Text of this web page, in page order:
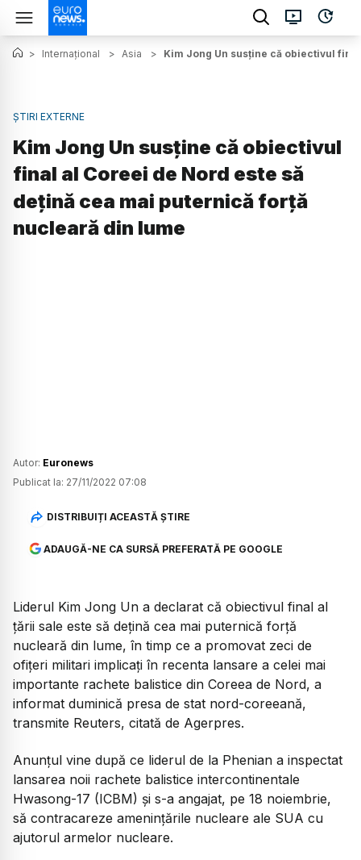
> Internațional > Asia > Kim Jong Un susține că obiectivul
ȘTIRI EXTERNE
Kim Jong Un susține că obiectivul
final al Coreei de Nord este să
deţină cea mai puternică forţă
nucleară din lume
Autor: Euronews
Publicat la: 27/11/2022 07:08
DISTRIBUIȚI ACEASTĂ ȘTIRE
ADAUGĂ-NE CA SURSĂ PREFERATĂ PE GOOGLE
Liderul Kim Jong Un a declarat că obiectivul final al
ţării sale este să deţină cea mai puternică forţă
nucleară din lume, în timp ce a promovat zeci de
ofiţeri militari implicaţi în recenta lansare a celei mai
importante rachete balistice din Coreea de Nord, a
informat duminică presa de stat nord-coreeană,
transmite Reuters, citată de Agerpres.
Anunţul vine după ce liderul de la Phenian a inspectat
lansarea noii rachete balistice intercontinentale
Hwasong-17 (ICBM) şi s-a angajat, pe 18 noiembrie,
să contracareze ameninţările nucleare ale SUA cu
ajutorul armelor nucleare.